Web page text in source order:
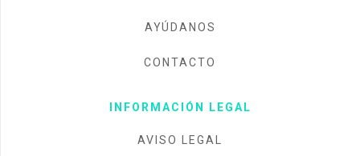
AYÚDANOS
CONTACTO
INFORMACIÓN LEGAL
AVISO LEGAL